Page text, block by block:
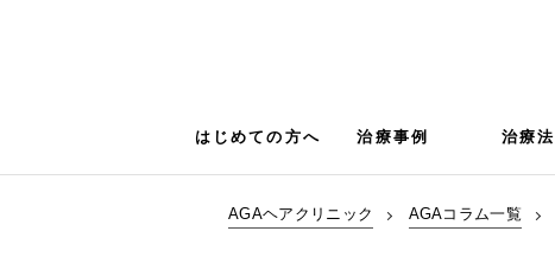
はじめての方へ 治療事例 治療法
AGAヘアクリニック AGAコラム一覧